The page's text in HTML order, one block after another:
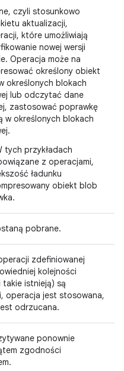
czyli stosunkowo
aktualizacji,
które umożliwiają
nowej wersji
Operacja może na
określony obiekt
określonych blokach
lub odczytać dane
zastosować poprawkę
w określonych blokach
tych przykładach
z operacjami,
ładunku
obiekt blob
pobrane.
zdefiniowanej
kolejności
istnieją) są
operacja jest stosowana,
odrzucana.
ponownie
zgodności